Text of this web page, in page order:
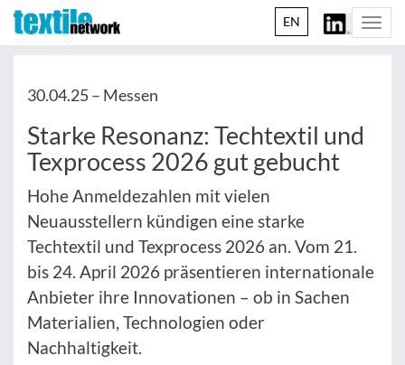
EN
30.04.25 – Messen
Starke Resonanz: Techtextil und
Texprocess 2026 gut gebucht
Hohe Anmeldezahlen mit vielen
Neuausstellern kündigen eine starke
Techtextil und Texprocess 2026 an. Vom 21.
bis 24. April 2026 präsentieren internationale
Anbieter ihre Innovationen – ob in Sachen
Materialien, Technologien oder
Nachhaltigkeit.